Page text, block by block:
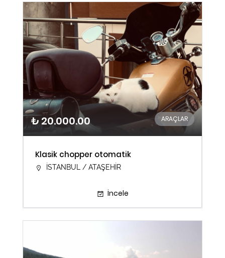
₺ 20.000.00 ARAÇLAR
Klasik chopper otomatik
İSTANBUL / ATAŞEHİR
İncele